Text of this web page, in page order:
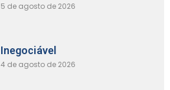
5 de agosto de 2026
Inegociável
4 de agosto de 2026